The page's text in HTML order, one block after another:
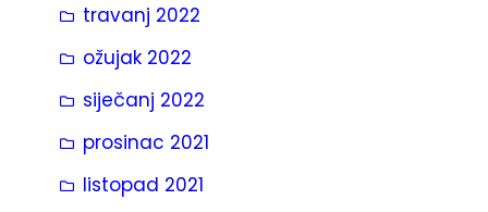
travanj 2022
ožujak 2022
siječanj 2022
prosinac 2021
listopad 2021